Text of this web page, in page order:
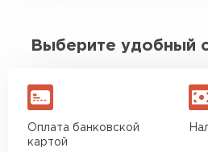
Выберите удобный
Оплата банковской
картой